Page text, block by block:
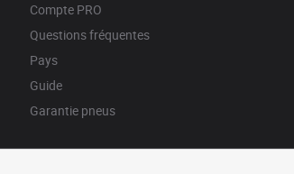
Compte PRO
Questions fréquentes
Pays
Guide
Garantie pneus